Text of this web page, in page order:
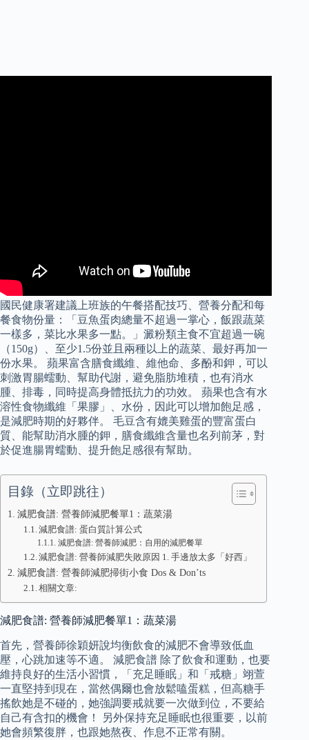
國民健康署建議上班族的午餐搭配技巧、營養分配和每
餐食物份量：「豆魚蛋肉總量不超過一掌心，飯跟蔬菜
一樣多，菜比水果多一點。」澱粉類主食不宜超過一碗
（150g）、至少1.5份並且兩種以上的蔬菜、最好再加一
份水果。 蘋果富含膳食纖維、維他命、多酚和鉀，可以
刺激胃腸蠕動、幫助代謝，避免脂肪堆積，也有消水
腫、排毒，同時提高身體抵抗力的功效。 蘋果也含有水
溶性食物纖維「果膠」、水份，因此可以增加飽足感，
是減肥時期的好夥伴。 毛豆含有媲美雞蛋的豐富蛋白
質、能幫助消水腫的鉀，膳食纖維含量也名列前茅，對
於促進腸胃蠕動、提升飽足感很有幫助。
目錄（立即跳往）
減肥食譜: 營養師減肥餐單1：蔬菜湯
減肥食譜: 蛋白質計算公式
減肥食譜: 營養師減肥：自用的減肥餐單
減肥食譜: 營養師減肥失敗原因 1. 手邊放太多「好西」
減肥食譜: 營養師減肥掃街小食 Dos & Don’ts
相關文章:
減肥食譜: 營養師減肥餐單1：蔬菜湯
首先，營養師徐穎妍說均衡飲食的減肥不會導致低血
壓，心跳加速等不適。 減肥食譜 除了飲食和運動，也要
維持良好的生活小習慣，「充足睡眠」和「戒糖」翊萱
一直堅持到現在，當然偶爾也會放鬆嗑蛋糕，但高糖手
搖飲她是不碰的，她強調要戒就要一次做到位，不要給
自己有含扣的機會！ 另外保持充足睡眠也很重要，以前
她會頻繁復胖，也跟她熬夜、作息不正常有關。